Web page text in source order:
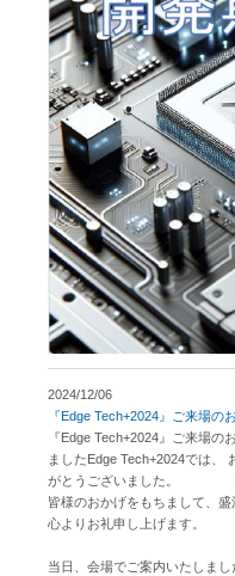
2024/12/06
『Edge Tech+2024』ご来場の
『Edge Tech+2024』ご来場
ましたEdge Tech+2024では、
がとうございました。
皆様のおかげをもちまして、
心よりお礼申し上げます。
当日、会場でご案内いたしま